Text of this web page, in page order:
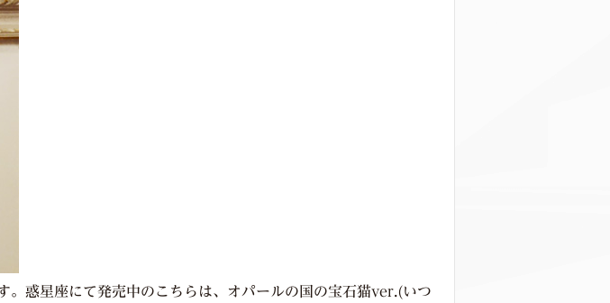
。惑星座にて発売中のこちらは、オパールの国の宝石猫ver.(いつ